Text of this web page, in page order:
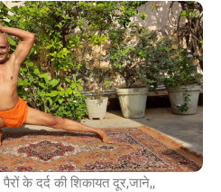
के दर्द की शिकायत दूर,जाने,,